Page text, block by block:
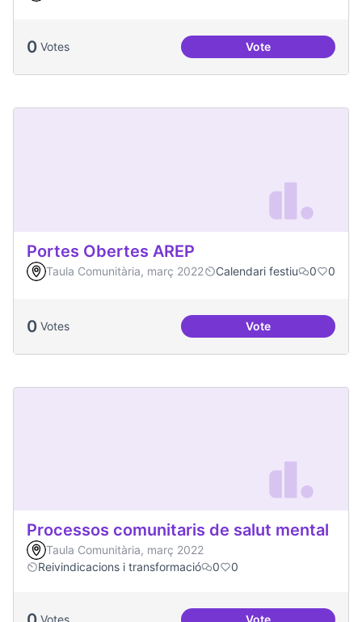
0 Votes VotePodcast Radio
Portes Obertes AREP
Taula Comunitària, març 2022 Calendari festiu 0 0
0 Votes VotePortes Obertes
Processos comunitaris de salut mental
Taula Comunitària, març 2022
Reivindicacions i transformació
0 0